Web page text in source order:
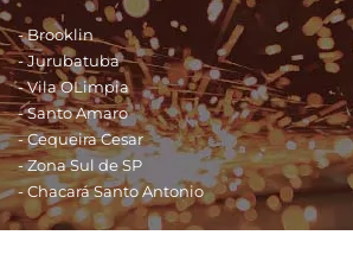
- Brooklin
- Jurubatuba
- Vila OLimpia
- Santo Amaro
- Cequeira Cesar
- Zona Sul de SP
- Chacará Santo Antonio